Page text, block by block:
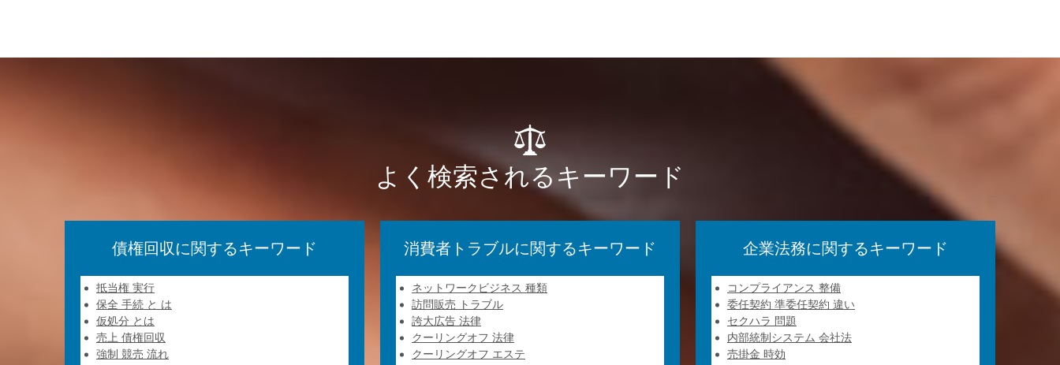
よく検索されるキーワード
債権回収に関するキーワード
抵当権 実行
保全 手続 と は
仮処分 とは
売上 債権回収
強制 競売 流れ
消費者トラブルに関するキーワード
ネットワークビジネス 種類
訪問販売 トラブル
誇大広告 法律
クーリングオフ 法律
クーリングオフ エステ
企業法務に関するキーワード
コンプライアンス 整備
委任契約 準委任契約 違い
セクハラ 問題
内部統制システム 会社法
売掛金 時効